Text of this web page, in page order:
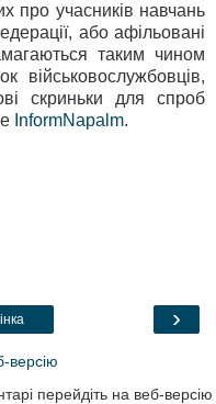
про учасників навчань
або афільовані
таким чином
військовослужбовців,
скриньки для спроб
InformNapalm.
›
версію
перейдіть на веб-версію